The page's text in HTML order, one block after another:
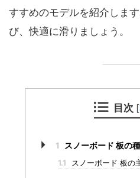
すすめのモデルを紹介しま
び、快適に滑りましょう。
目次 [
1 スノーボード 板の
1.1 スノーボード 板の